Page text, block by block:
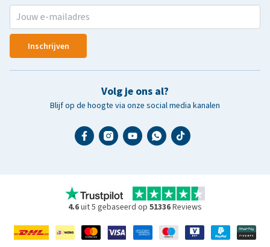
Inschrijven
Volg je ons al?
Blijf op de hoogte via onze social media kanalen
4.6uit 5 gebaseerd op 51336Reviews